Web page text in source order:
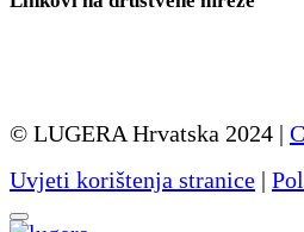
© LUGERA Hrvatska 2024 |
Uvjeti korištenja stranice |